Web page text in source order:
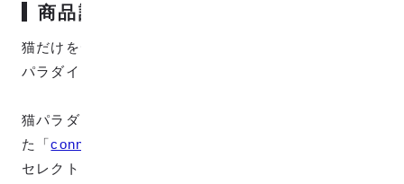
商品説明
猫だけをデザインしたジャカード織Wガーゼ生地「猫
パラダイス」です。
猫パラダイスは、動物と自然のつながりをデザインし
た「connectシリーズの猫と玉と草むら
セレクトした生地となっており、まさに動物バラダイ